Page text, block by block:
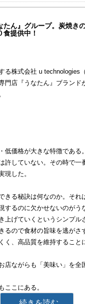
ん』グループ。炭焼き
提供中！
る株式会社 u technologies
門店『うなたん』ブラン
低価格が大きな特徴であ
許していない。その時で
現した。
きる秘訣は何なのか。そ
するのに欠かせないのが
上げていくというシンプ
るので食材の旨味を逃が
く、高品質を維持するこ
店ながらも「美味い」を全
ここにある。